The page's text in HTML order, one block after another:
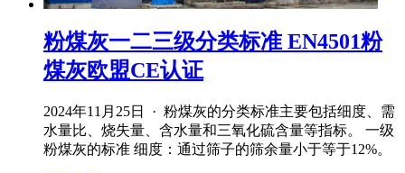
粉煤灰一二三级分类标准 EN4501粉
煤灰欧盟CE认证
2024年11月25日 · 粉煤灰的分类标准主要包括细度、需
水量比、烧失量、含水量和三氧化硫含量等指标。 一级
粉煤灰的标准 细度：通过筛子的筛余量小于等于12%。